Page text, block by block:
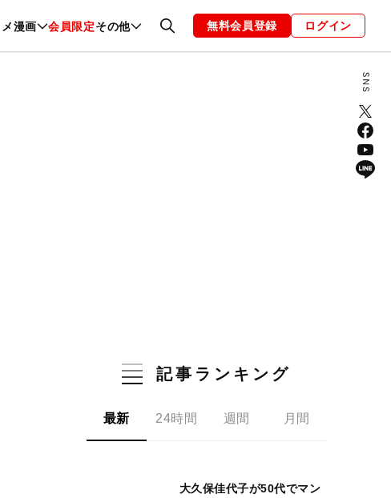
漫画 会員限定その他
ファッション 恋愛・結婚 編集部 お知らせ
無料会員登録 ログイン
記事ランキング
最新 24時間 週間 月間
大久保佳代子が50代でマン